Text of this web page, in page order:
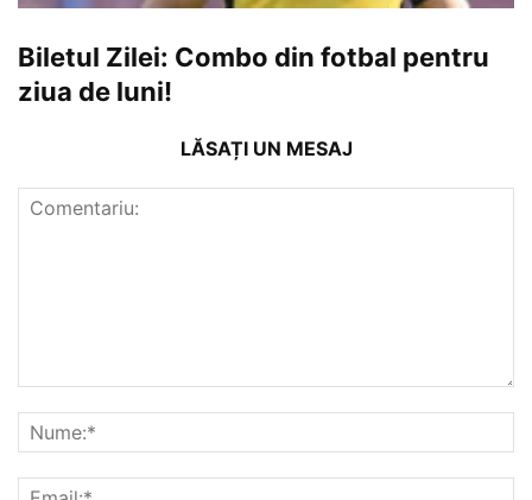
Biletul Zilei: Combo din fotbal pentru
ziua de luni!
LĂSAȚI UN MESAJ